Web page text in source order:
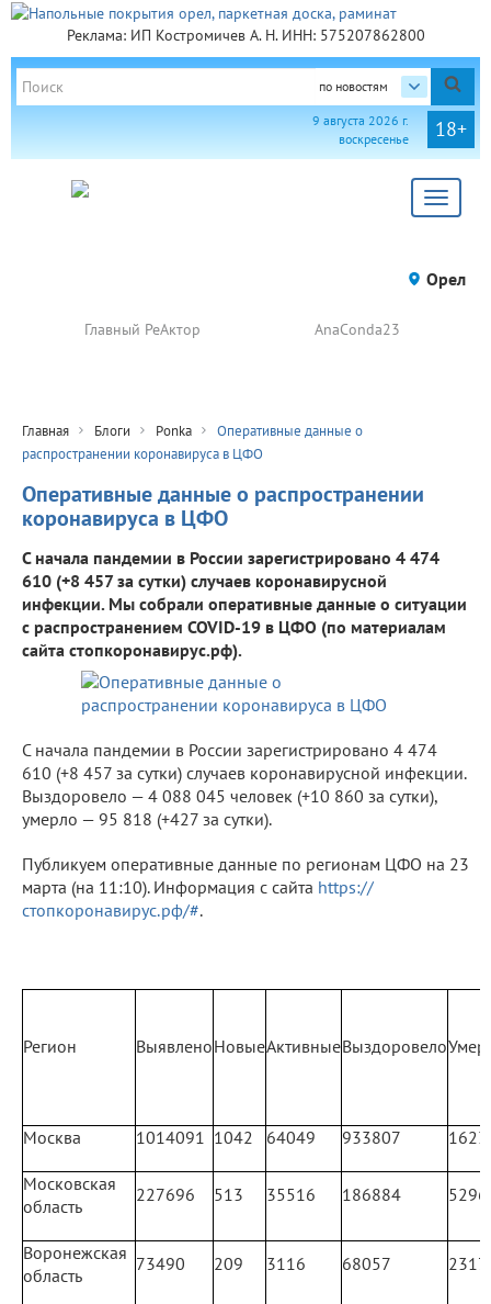
Реклама: ИП Костромичев А. Н. ИНН: 575207862800
по новостям
18+
9 августа 2026 г.
воскресенье
Toggle
Орел
Главный РеАктор AnaConda23
Главная Блоги Ponka
Оперативные данные о
распространении коронавируса в ЦФО
Оперативные данные о распространении
коронавируса в ЦФО
С начала пандемии в России зарегистрировано 4 474
610 (+8 457 за сутки) случаев коронавирусной
инфекции. Мы собрали оперативные данные о ситуации
с распространением COVID-19 в ЦФО (по материалам
сайта стопкоронавирус.рф).
С начала пандемии в России зарегистрировано 4 474
610 (+8 457 за сутки) случаев коронавирусной инфекции.
Выздоровело — 4 088 045 человек (+10 860 за сутки),
умерло — 95 818 (+427 за сутки).
Публикуем оперативные данные по регионам ЦФО на 23
марта (на 11:10). Информация с сайта https://
стопкоронавирус.рф/#.
Регион ВыявленоНовыеАктивныеВыздоровело
Москва 1014091 1042 64049 933807
Московская
область
227696 513 35516 186884 5296
Воронежская
область
73490 209 3116 68057 2317